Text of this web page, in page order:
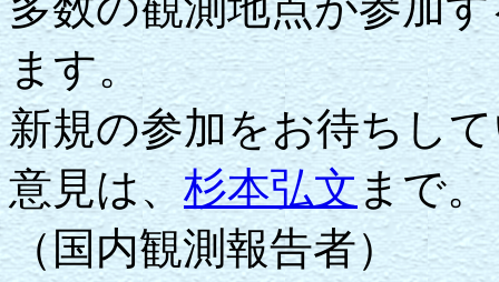
ます。
新規の参加をお待ちし
意見は、杉本弘文まで。
（国内観測報告者）